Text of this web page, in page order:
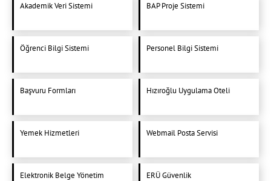
Akademik Veri Sistemi BAP Proje Sistemi
Öğrenci Bilgi Sistemi Personel Bilgi Sistemi
Başvuru Formları Hızıroğlu Uygulama Oteli
Yemek Hizmetleri Webmail Posta Servisi
Elektronik Belge Yönetim
ERÜ Güvenlik